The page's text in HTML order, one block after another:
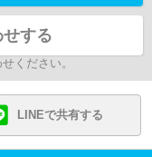
する
ください。
LINEで共有する